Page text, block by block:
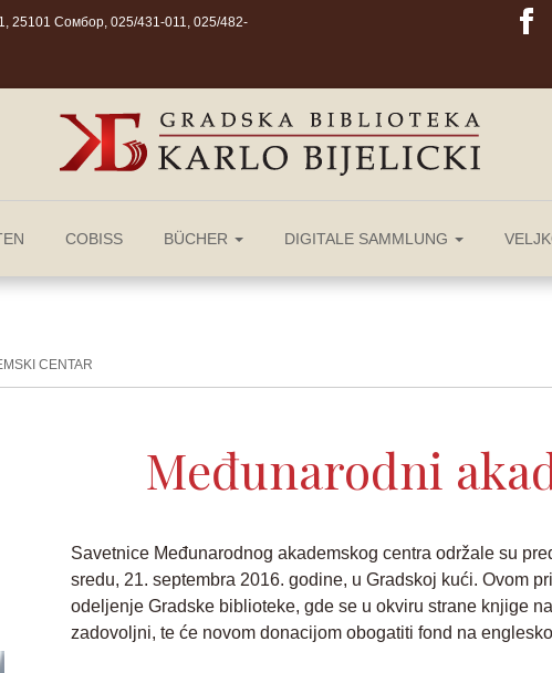
25101 Сомбор, 025/431-011, 025/482-
COBISS BÜCHER DIGITALE SAMMLUNG
CENTAR
Međunarodni
Savetnice Međunarodnog akademskog centra održale su
sredu, 21. septembra 2016. godine, u Gradskoj kući. Ovom
odeljenje Gradske biblioteke, gde se u okviru strane knjige
zadovoljni, te će novom donacijom obogatiti fond na